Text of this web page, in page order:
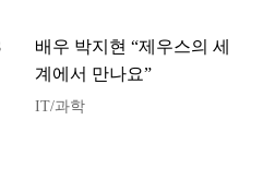
배우 박지현 “제우스의 세
계에서 만나요”
IT/과학